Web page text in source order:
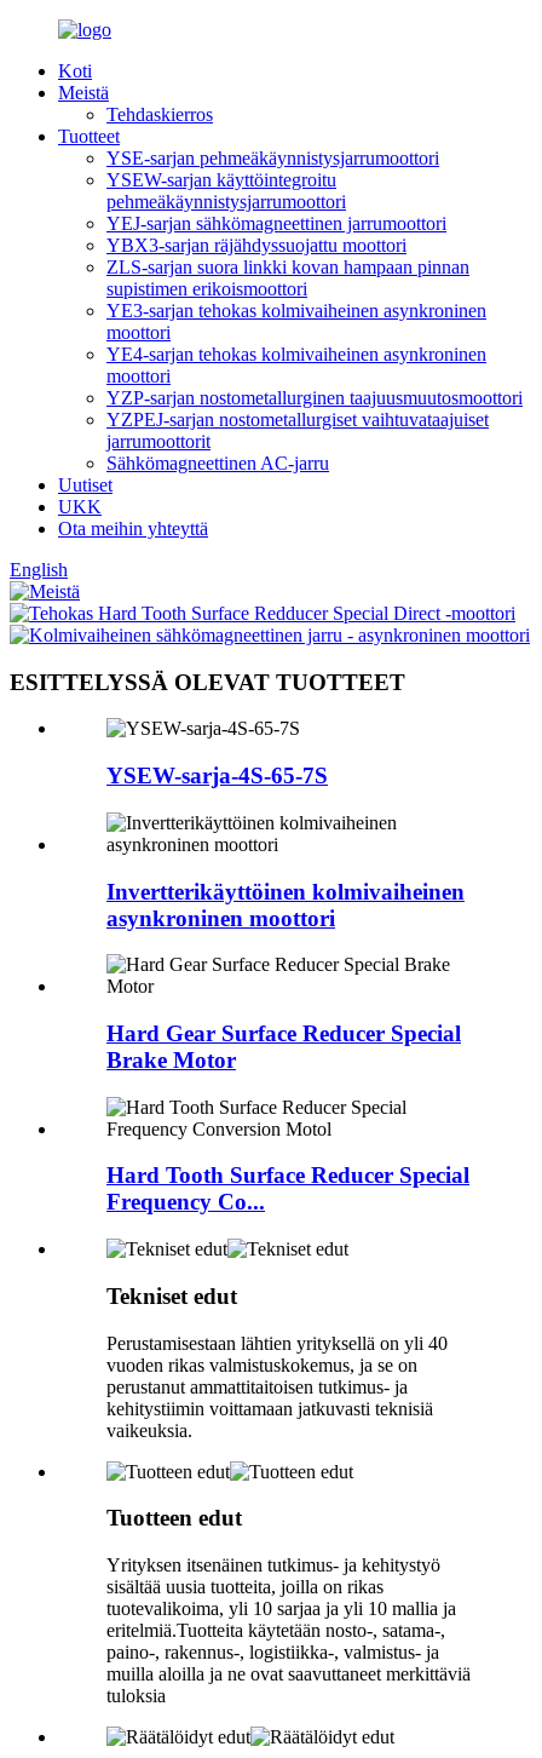
Koti
Meistä
Tehdaskierros
Tuotteet
YSE-sarjan pehmeäkäynnistysjarrumoottori
YSEW-sarjan käyttöintegroitu
pehmeäkäynnistysjarrumoottori
YEJ-sarjan sähkömagneettinen jarrumoottori
YBX3-sarjan räjähdyssuojattu moottori
ZLS-sarjan suora linkki kovan hampaan pinnan
supistimen erikoismoottori
YE3-sarjan tehokas kolmivaiheinen asynkroninen
moottori
YE4-sarjan tehokas kolmivaiheinen asynkroninen
moottori
YZP-sarjan nostometallurginen taajuusmuutosmoottori
YZPEJ-sarjan nostometallurgiset vaihtuvataajuiset
jarrumoottorit
Sähkömagneettinen AC-jarru
Uutiset
UKK
Ota meihin yhteyttä
English
ESITTELYSSÄ OLEVAT TUOTTEET
YSEW-sarja-4S-65-7S
Invertterikäyttöinen kolmivaiheinen
asynkroninen moottori
Hard Gear Surface Reducer Special
Brake Motor
Hard Tooth Surface Reducer Special
Frequency Co...
Tekniset edut
Perustamisestaan ​​lähtien yrityksellä on yli 40
vuoden rikas valmistuskokemus, ja se on
perustanut ammattitaitoisen tutkimus- ja
kehitystiimin voittamaan jatkuvasti teknisiä
vaikeuksia.
Tuotteen edut
Yrityksen itsenäinen tutkimus- ja kehitystyö
sisältää uusia tuotteita, joilla on rikas
tuotevalikoima, yli 10 sarjaa ja yli 10 mallia ja
eritelmiä.Tuotteita käytetään nosto-, satama-,
paino-, rakennus-, logistiikka-, valmistus- ja
muilla aloilla ja ne ovat saavuttaneet merkittäviä
tuloksia